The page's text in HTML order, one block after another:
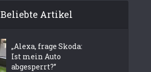
Beliebte Artikel
„Alexa, frage Skoda:
Ist mein Auto
abgesperrt?”